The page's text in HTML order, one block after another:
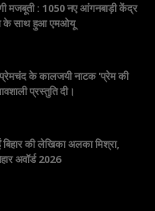
मजबूती : 1050 नए आंगनबाड़ी केंद्र
के साथ हुआ एमओयू
के कालजयी नाटक 'प्रेम की
प्रस्तुति दी।
की लेखिका अलका मिश्रा,
अवॉर्ड 2026